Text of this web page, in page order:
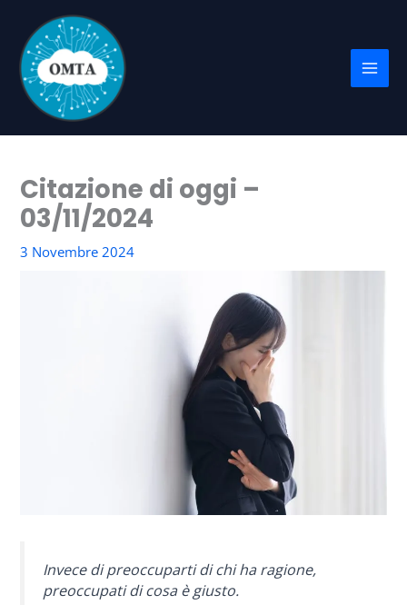
contenuto
Citazione di oggi –
03/11/2024
3 Novembre 2024
Invece di preoccuparti di chi ha ragione,
preoccupati di cosa è giusto.